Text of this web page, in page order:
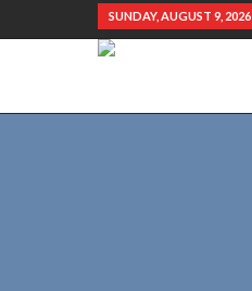
SUNDAY, AUGUST 9, 2026